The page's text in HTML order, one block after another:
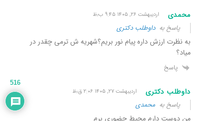
محمدی اردیبهشت ۲۶, ۱۴۰۵ ۹:۴۵ ب٫ظ
پاسخ بهداوطلب دکتری
به نظرت ارزش داره پیام نور بریم؟شهریه ش ترمی چقدر در
میاد؟
پاسخ
داوطلب دکتری اردیبهشت ۲۷, ۱۴۰۵ ۲:۰۶ ق٫ظ
پاسخ به محمدی
من دوست دارم محیط حضوری برم
516